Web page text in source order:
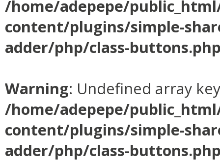
/home/adepepe/
content/plugins/simple-
adder/php/class-
Warning: Undefined array
/home/adepepe/
content/plugins/simple-
adder/php/class-